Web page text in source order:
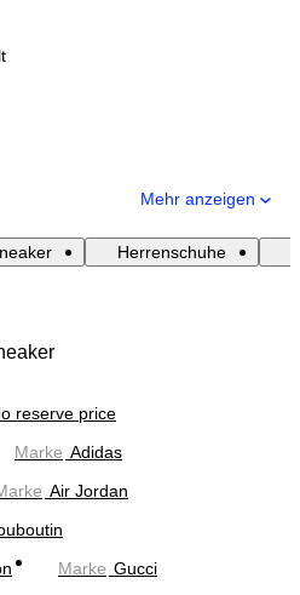
Mehr anzeigen
Herrenschuhe
reserve price
Marke Adidas
Air Jordan
Marke Gucci